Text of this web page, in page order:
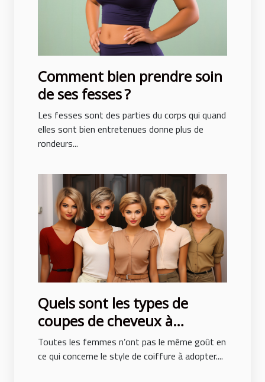
Comment bien prendre soin
de ses fesses ?
Les fesses sont des parties du corps qui quand
elles sont bien entretenues donne plus de
rondeurs...
Quels sont les types de
coupes de cheveux à
adopter pour ne pas subir de
traumatisme ?
Toutes les femmes n’ont pas le même goût en
ce qui concerne le style de coiffure à adopter....